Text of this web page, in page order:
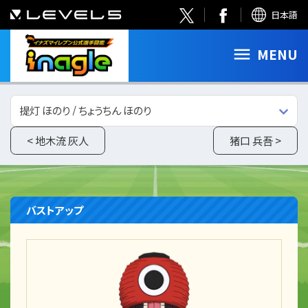
日本語
MENU
< 地木流 灰人
提灯 ほのり / ちょうちん ほのり
猪口 兵吾 >
バストアップ